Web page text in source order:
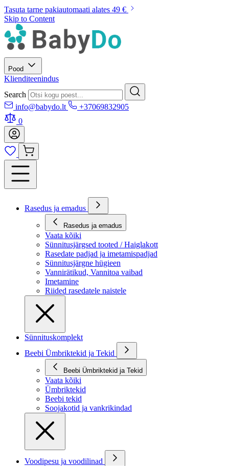
Tasuta tarne pakiautomaati alates 49 €
Skip to Content
Pood
Klienditeenindus
Search
info@babydo.lt
+37069832905
0
Rasedus ja emadus
Rasedus ja emadus
Vaata kõiki
Sünnitusjärgsed tooted / Haiglakott
Rasedate padjad ja imetamispadjad
Sünnitusjärgne hügieen
Vannirätikud, Vannitoa vaibad
Imetamine
Riided rasedatele naistele
Sünnituskomplekt
Beebi Ümbriktekid ja Tekid
Beebi Ümbriktekid ja Tekid
Vaata kõiki
Ümbriktekid
Beebi tekid
Soojakotid ja vankrikindad
Voodipesu ja voodilinad